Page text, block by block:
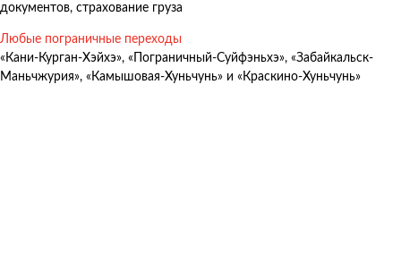
Комплексные логистические решения
Страхование грузов
документов, страхование груза
Любые пограничные переходы
«Кани-Курган-Хэйхэ», «Пограничный-Суйфэньхэ», «Забайкальск-
Маньчжурия», «Камышовая-Хуньчунь» и «Краскино-Хуньчунь»